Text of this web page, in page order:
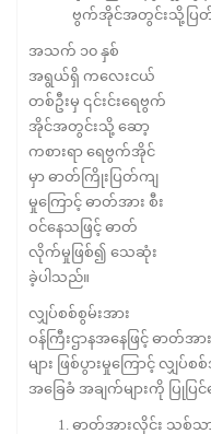
ဗွက်အိုင်အတွင်းသို့ပြတ်
အသက် ၁၀ နှစ်
အရွယ်ရှိ ကလေးငယ်
တစ်ဦးမှ ၎င်းင်းရေဗွက်
အိုင်အတွင်းသို့ ဆော့
ကစားရာ ရေဗွက်အိုင်
မှာ ဓာတ်ကြိုးပြတ်ကျ
မှုကြောင့် ဓာတ်အား စီး
ဝင်နေသဖြင့် ဓာတ်
လိုက်မှုဖြစ်၍ သေဆုံး
ခဲ့ပါသည်။
လျှပ်စစ်စွမ်းအား
ဝန်ကြီးဌာနအနေဖြင့် ဓာတ်အား
များ ဖြစ်ပွားမှုကြောင့် လျှ
အခြေခံ အချက်များကို ပြု
ဓာတ်အားလိုင်း သစ်သာ